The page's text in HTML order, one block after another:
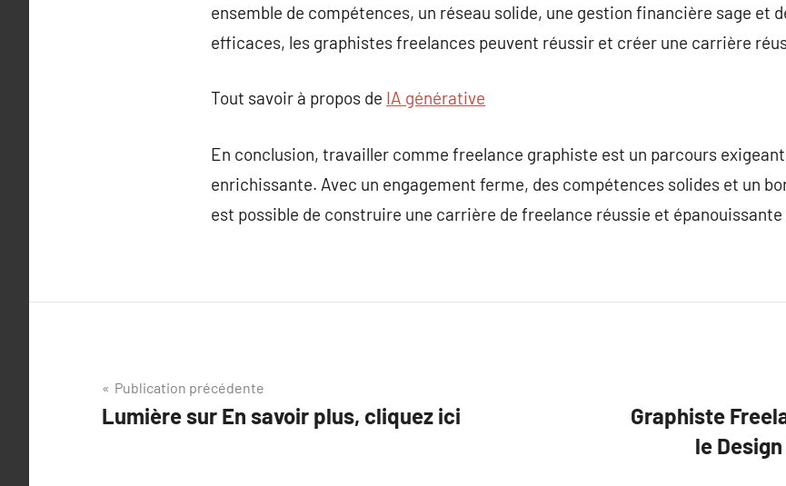
ensemble de compétences, un réseau solide, une gestion financière sage et
efficaces, les graphistes freelances peuvent réussir et créer une carrière
Tout savoir à propos de IA générative
En conclusion, travailler comme freelance graphiste est un parcours
enrichissante. Avec un engagement ferme, des compétences solides et un
est possible de construire une carrière de freelance réussie et
Navigation
de
Publication précédente
Lumière sur En savoir plus, cliquez ici
Graphiste
le